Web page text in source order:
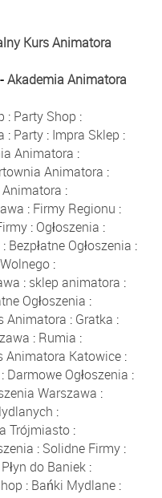
Kurs Animatora
Akademia Animatora
: Party Shop :
: Party : Impra Sklep :
Animatora :
Animatora :
:
: Firmy Regionu :
: Ogłoszenia :
: Bezpłatne Ogłoszenia :
:
: sklep animatora :
Ogłoszenia :
Animatora : Gratka :
: Rumia :
Animatora Katowice :
: Darmowe Ogłoszenia :
Warszawa :
:
Trójmiasto :
: Solidne Firmy :
Płyn do Baniek:
: Bańki Mydlane :